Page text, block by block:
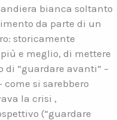
bianca soltanto
da parte di un
storicamente
e meglio, di mettere
“guardare avanti” –
si sarebbero
la crisi ,
(“guardare